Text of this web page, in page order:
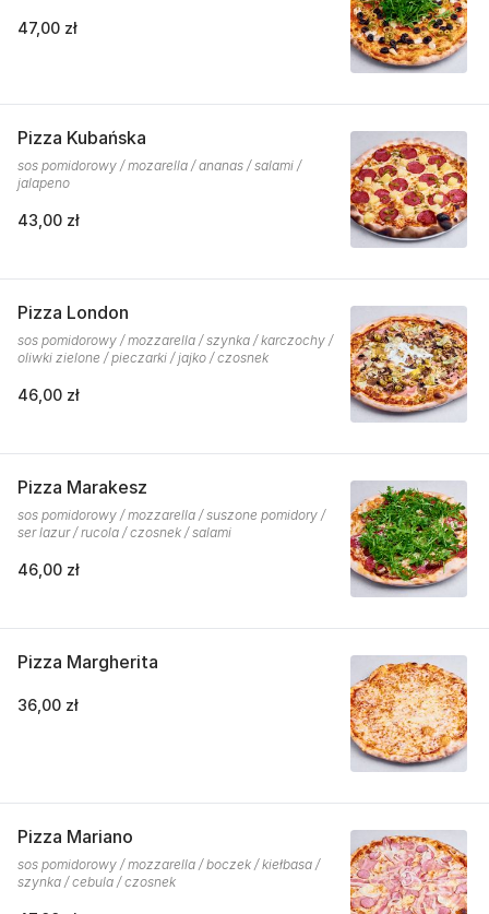
47,00 zł
Pizza Kubańska
sos pomidorowy / mozarella / ananas / salami /
jalapeno
43,00 zł
Pizza London
sos pomidorowy / mozzarella / szynka / karczochy /
oliwki zielone / pieczarki / jajko / czosnek
46,00 zł
Pizza Marakesz
sos pomidorowy / mozzarella / suszone pomidory /
ser lazur / rucola / czosnek / salami
46,00 zł
Pizza Margherita
36,00 zł
Pizza Mariano
sos pomidorowy / mozzarella / boczek / kiełbasa /
szynka / cebula / czosnek